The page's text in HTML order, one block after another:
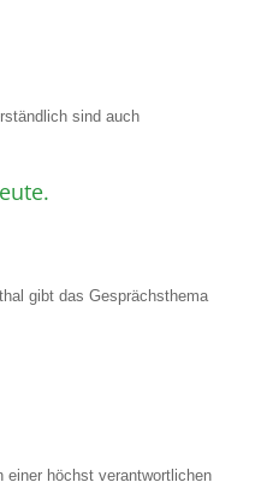
sind auch
gibt das Gesprächsthema
einer höchst verantwortlichen